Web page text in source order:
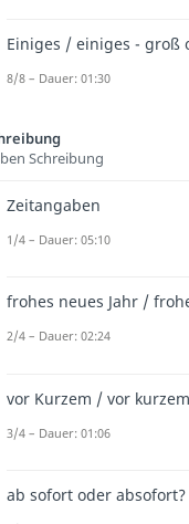
Einiges / einiges - groß
8/8 – Dauer: 01:30
Schreibung
Zeitangaben
1/4 – Dauer: 05:10
frohes neues Jahr /
2/4 – Dauer: 02:24
vor Kurzem / vor
3/4 – Dauer: 01:06
ab sofort oder absofort?